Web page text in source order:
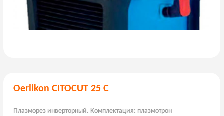
Oerlikon CITOCUT 25 C
Плазморез инверторный. Комплектация: плазмотрон